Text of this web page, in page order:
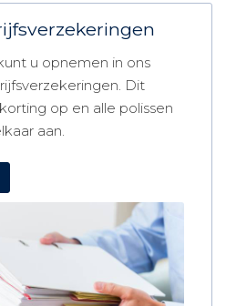
u opnemen in ons
Dit
op en alle polissen
aan.